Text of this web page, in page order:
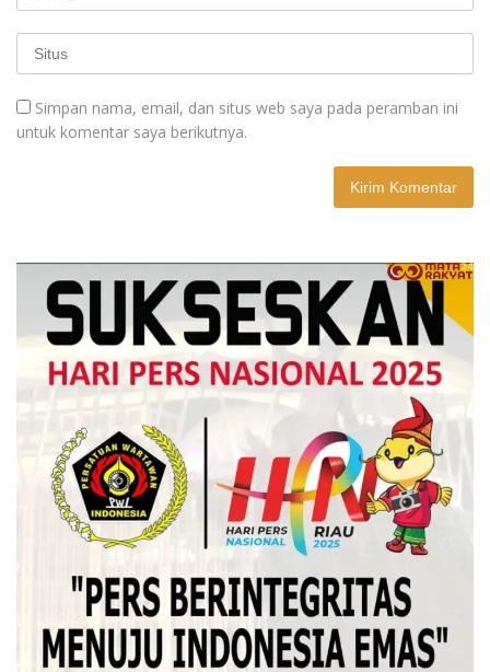
Simpan nama, email, dan situs web saya pada peramban ini
untuk komentar saya berikutnya.